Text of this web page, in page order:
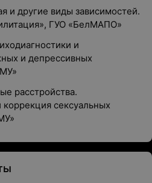
и другие виды зависимостей.
ГУО «БелМАПО»
и
и депрессивных
расстройства.
сексуальных